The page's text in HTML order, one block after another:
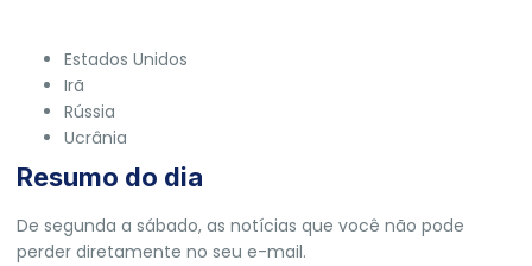
Estados Unidos
Irã
Rússia
Ucrânia
Resumo do dia
De segunda a sábado, as notícias que você não pode
perder diretamente no seu e-mail.